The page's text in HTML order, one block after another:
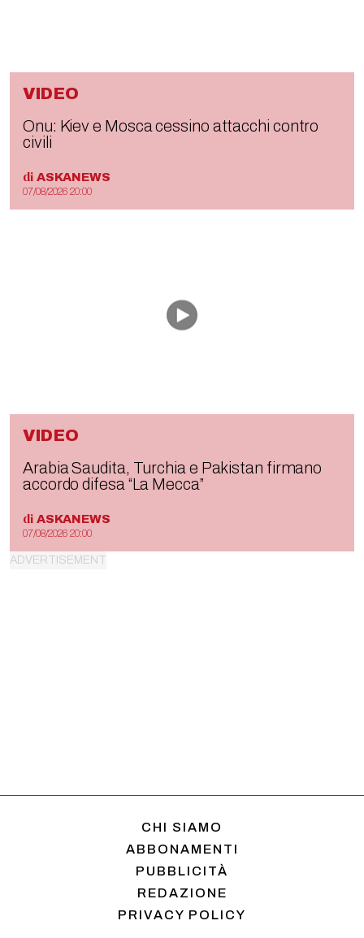
VIDEO
Onu: Kiev e Mosca cessino attacchi contro
civili
di ASKANEWS
07/08/2026 20:00
VIDEO
Arabia Saudita, Turchia e Pakistan firmano
accordo difesa “La Mecca”
di ASKANEWS
07/08/2026 20:00
CHI SIAMO
ABBONAMENTI
PUBBLICITÀ
REDAZIONE
PRIVACY POLICY